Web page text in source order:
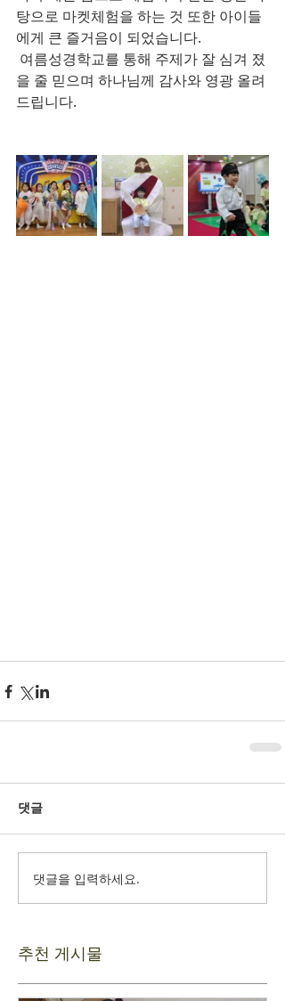
탕으로 마켓체험을 하는 것 또한 아이들
에게 큰 즐거음이 되었습니다.
을 줄 믿으며 하나님께 감사와 영광 올려
드립니다.
댓글
댓글을 입력하세요.
추천 게시물